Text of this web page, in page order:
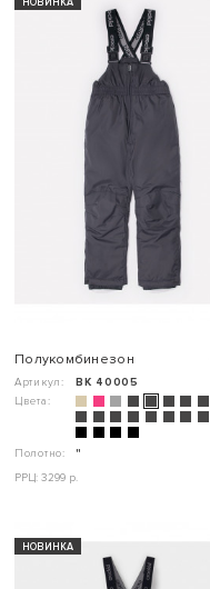
НОВИНКА
Полукомбинезон
Артикул:
ВК 40005
Цвета:
Полотно:
"
РРЦ: 3299 р.
НОВИНКА